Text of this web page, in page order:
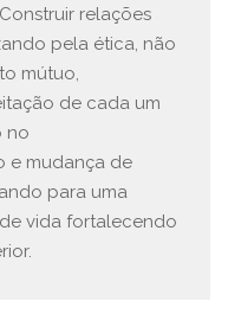
relações
pela ética, não
mútuo,
de cada um
no
e mudança de
para uma
vida fortalecendo